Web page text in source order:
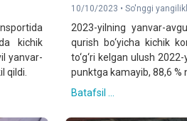
kichik
yanvar-
qildi.
10/10/2023 • So'nggi
2023-yilning yanvar-
qurish bo‘yicha kichik
to‘g‘ri kelgan ulush
punktga kamayib, 88,6 %
Batafsil ...